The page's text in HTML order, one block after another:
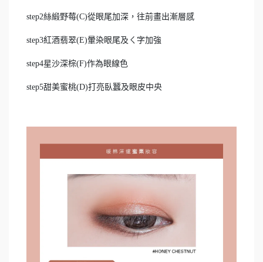
step2絲緞野莓(C)從眼尾加深，往前畫出漸層感
step3紅酒翡翠(E)暈染眼尾及ㄑ字加強
step4星沙深棕(F)作為眼線色
step5甜美蜜桃(D)打亮臥蠶及眼皮中央